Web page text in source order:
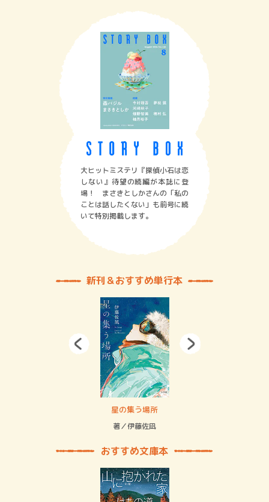
大ヒットミステリ『探偵小石は恋
しない』待望の続編が本誌に登
場！ まさきとしかさんの「私の
ことは話したくない」も前号に続
いて特別掲載します。
新刊＆おすすめ単行本
星の集う場所
著／伊藤佐凪
おすすめ文庫本